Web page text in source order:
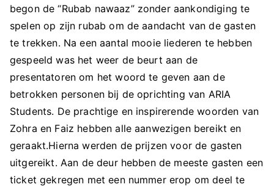
begon de “Rubab nawaaz” zonder aankondiging te
spelen op zijn rubab om de aandacht van de gasten
te trekken. Na een aantal mooie liederen te hebben
gespeeld was het weer de beurt aan de
presentatoren om het woord te geven aan de
betrokken personen bij de oprichting van ARIA
Students. De prachtige en inspirerende woorden van
Zohra en Faiz hebben alle aanwezigen bereikt en
geraakt.Hierna werden de prijzen voor de gasten
uitgereikt. Aan de deur hebben de meeste gasten een
ticket gekregen met een nummer erop om deel te